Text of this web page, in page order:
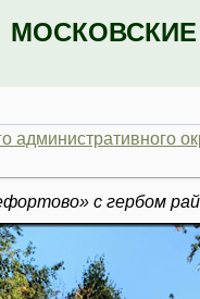
административного
с гербом